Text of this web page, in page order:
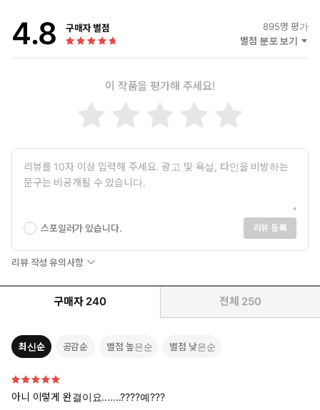
4.8 구매자 별점 895명 평가
별점 분포 보기
이 작품을 평가해 주세요!
스포일러가 있습니다. 리뷰 등록
리뷰 작성 유의사항
구매자 240 전체 250
최신순 공감순 별점 높은순 별점 낮은순
아니 이렇게 완결이요.......????예???